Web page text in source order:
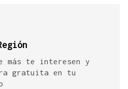
más te interesen y
gratuita en tu